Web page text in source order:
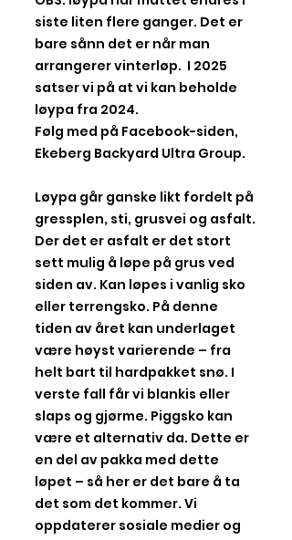
siste liten flere ganger. Det er
bare sånn det er når man
arrangerer vinterløp. I 2025
satser vi på at vi kan beholde
løypa fra 2024.
Følg med på Facebook-siden,
Ekeberg Backyard Ultra Group.
Løypa går ganske likt fordelt på
gressplen, sti, grusvei og asfalt.
Der det er asfalt er det stort
sett mulig å løpe på grus ved
siden av. Kan løpes i vanlig sko
eller terrengsko. På denne
tiden av året kan underlaget
være høyst varierende – fra
helt bart til hardpakket snø. I
verste fall får vi blankis eller
slaps og gjørme. Piggsko kan
være et alternativ da. Dette er
en del av pakka med dette
løpet – så her er det bare å ta
det som det kommer. Vi
oppdaterer sosiale medier og